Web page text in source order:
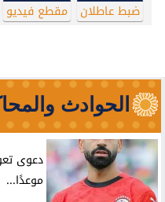
ضبط عاطلان مقطع فيديو
الحوادث
موعدًا...